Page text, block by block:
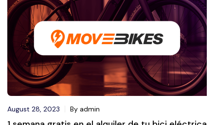
August 28, 2023 By admin